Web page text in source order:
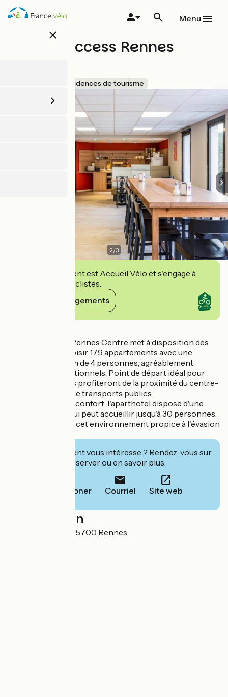
Aller
au
close
Menu
Adagio Access Rennes
Résidences de tourisme
2/3
Cet établissement est Accueil Vélo et s'engage à
accueillir des cyclistes.
Voir ses engagements
L'Adagio Access Rennes Centre met à disposition des
clients affaire et loisir 179 appartements avec une
capacité maximum de 4 personnes, agréablement
aménagés et fonctionnels. Point de départ idéal pour
visiter la ville. Tous profiteront de la proximité du centre-
ville et du réseau de transports publics.
Toujours visant le confort, l'aparthotel dispose d'une
salle de réunion qui peut accueillir jusqu'à 30 personnes.
Vous apprécierez cet environnement propice à l'évasion
Cet établissement vous intéresse ? Rendez-vous sur
leur site pour réserver ou en savoir plus.
Téléphoner Courriel Site web
Localisation
35 Rue d'Antrain 35700 Rennes